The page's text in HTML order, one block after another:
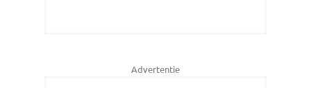
Advertentie